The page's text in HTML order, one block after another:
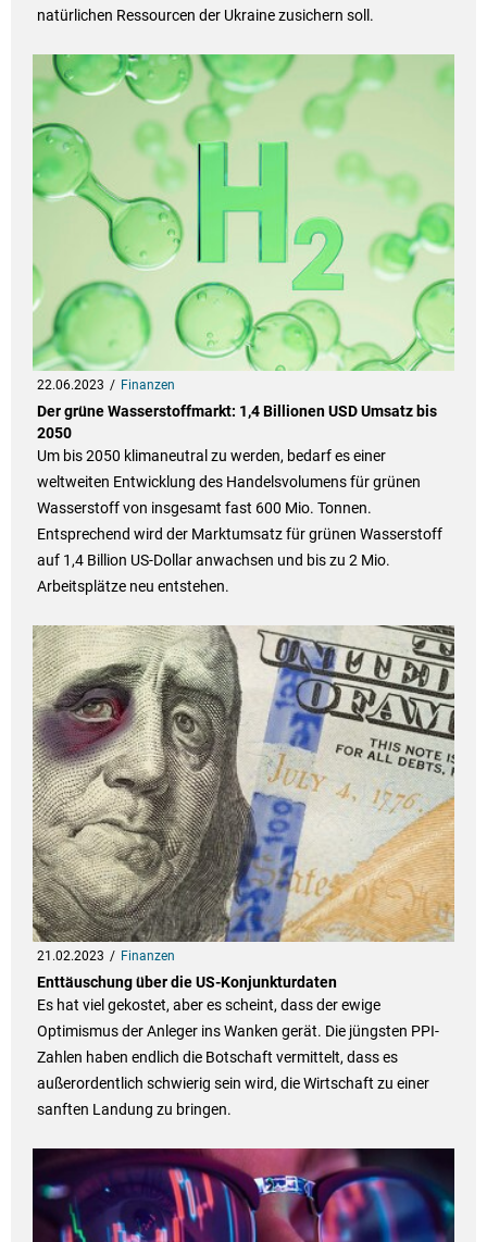
natürlichen Ressourcen der Ukraine zusichern soll.
22.06.2023 Finanzen
Der grüne Wasserstoffmarkt: 1,4 Billionen USD Umsatz bis
2050
Um bis 2050 klimaneutral zu werden, bedarf es einer
weltweiten Entwicklung des Handelsvolumens für grünen
Wasserstoff von insgesamt fast 600 Mio. Tonnen.
Entsprechend wird der Marktumsatz für grünen Wasserstoff
auf 1,4 Billion US-Dollar anwachsen und bis zu 2 Mio.
Arbeitsplätze neu entstehen.
21.02.2023 Finanzen
Enttäuschung über die US-Konjunkturdaten
Es hat viel gekostet, aber es scheint, dass der ewige
Optimismus der Anleger ins Wanken gerät. Die jüngsten PPI-
Zahlen haben endlich die Botschaft vermittelt, dass es
außerordentlich schwierig sein wird, die Wirtschaft zu einer
sanften Landung zu bringen.